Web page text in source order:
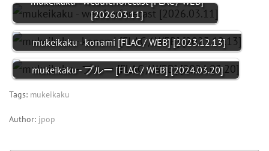
[2026.03.11]
mukeikaku - konami [FLAC / WEB] [2023.12.13]
mukeikaku - ブルー [FLAC / WEB] [2024.03.20]
Tags: mukeikaku
Author: jpop